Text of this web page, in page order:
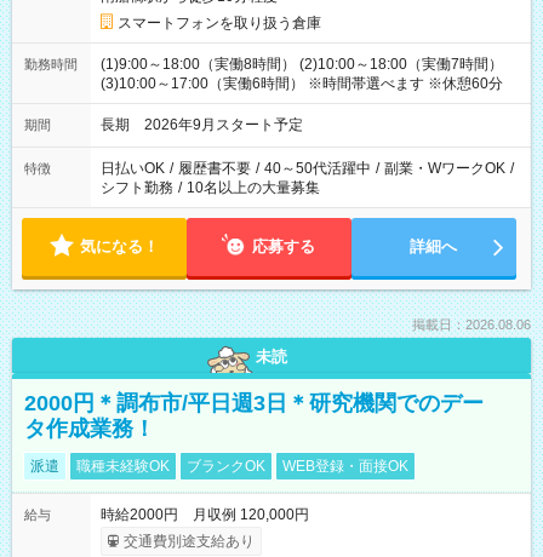
スマートフォンを取り扱う倉庫
勤務時間
(1)9:00～18:00（実働8時間） (2)10:00～18:00（実働7時間）
(3)10:00～17:00（実働6時間） ※時間帯選べます ※休憩60分
期間 長期 2026年9月スタート予定
特徴 日払いOK / 履歴書不要 / 40～50代活躍中 / 副業・WワークOK /
シフト勤務 / 10名以上の大量募集
気になる！ 応募する 詳細へ
掲載日：2026.08.06
未読
2000円＊調布市/平日週3日＊研究機関でのデー
タ作成業務！
派遣 職種未経験OK ブランクOK WEB登録・面接OK
給与
時給2000円 月収例 120,000円
交通費別途支給あり